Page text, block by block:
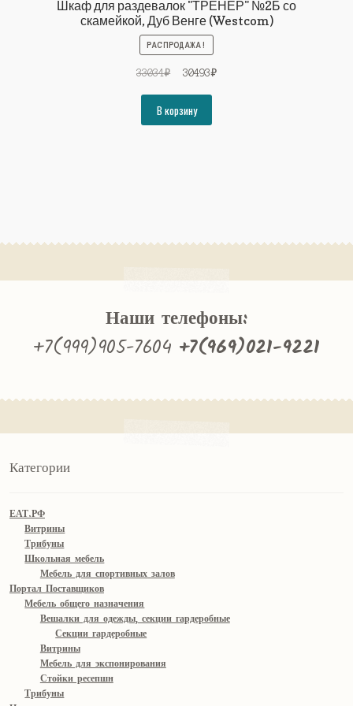
Шкаф для раздевалок "ТРЕНЕР" №2Б со
скамейкой, Дуб Венге (Westcom)
РАСПРОДАЖА!
33034₽
Первоначальная
составляла
33034₽.
30493₽Текущая
В корзину
Наши телефоны:
+7(999)905-7604 +7(969)021-9221
Категории
ЕАТ.РФ
Витрины
Трибуны
Школьная мебель
Мебель для спортивных залов
Портал Поставщиков
Мебель общего назначения
Вешалки для одежды, секции гардеробные
Секции гардеробные
Витрины
Мебель для экспонирования
Стойки ресепшн
Трибуны